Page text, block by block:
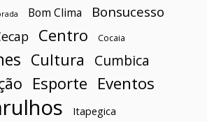
Bom Clima Bonsucesso
Centro Cocaia
Cultura Cumbica
Esporte Eventos
Itapegica